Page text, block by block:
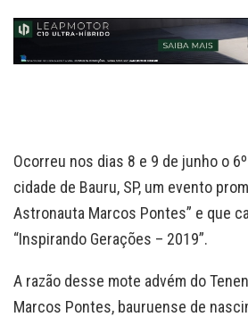
p
p
I
n
o
k
n
k
Ocorreu nos dias 8 e 9 de junho o
cidade de Bauru, SP, um evento
Astronauta Marcos Pontes” e que
“Inspirando Gerações – 2019”.
A razão desse mote advém do
Marcos Pontes, bauruense de